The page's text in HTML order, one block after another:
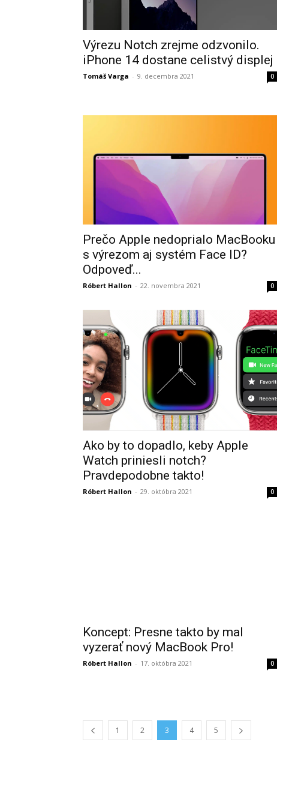
Výrezu Notch zrejme odzvonilo.
iPhone 14 dostane celistvý displej
Tomáš Varga - 9. decembra 2021 0
Prečo Apple nedoprialo MacBooku
s výrezom aj systém Face ID?
Odpoveď...
Róbert Hallon - 22. novembra 2021 0
Ako by to dopadlo, keby Apple
Watch priniesli notch?
Pravdepodobne takto!
Róbert Hallon - 29. októbra 2021 0
Koncept: Presne takto by mal
vyzerať nový MacBook Pro!
Róbert Hallon - 17. októbra 2021 0
1 2 3 4 5